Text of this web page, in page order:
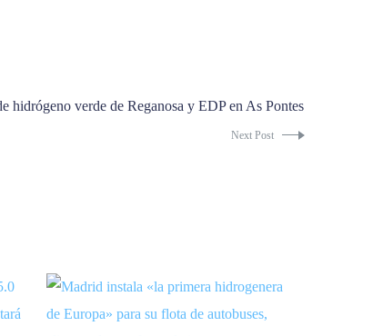
hidrógeno verde de Reganosa y EDP en As Pontes
Next Post